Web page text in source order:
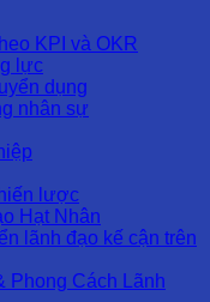
KPI và OKR
lực
dụng
nhân sự
lược
Hạt Nhân
lãnh đạo kế cận trên
Phong Cách Lãnh